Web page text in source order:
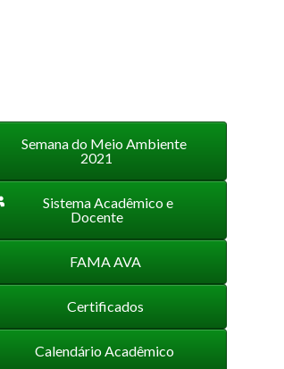
Semana do Meio Ambiente
2021
Sistema Acadêmico e
Docente
FAMA AVA
Certificados
Calendário Acadêmico